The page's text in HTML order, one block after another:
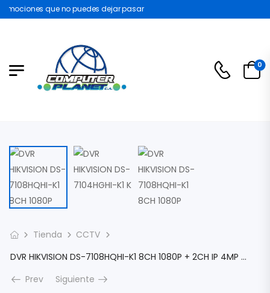
que no puedes dejar pasar
0
Tienda
CCTV
DVR HIKVISION DS-7108HQHI-K1 8CH 1080P + 2CH IP 4MP LITE/3 MP/1080P/720P H.265+ HDTVI/AHD/CVI/CVBS/IP AUDIO E/S VGA HDMI BNC
Prev
Siguiente